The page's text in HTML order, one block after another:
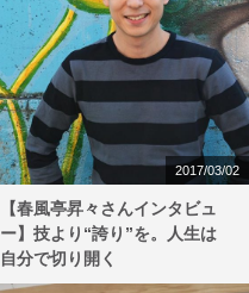
2017/03/02
【春風亭昇々さんインタビュ
ー】技より“誇り”を。人生は
自分で切り開く